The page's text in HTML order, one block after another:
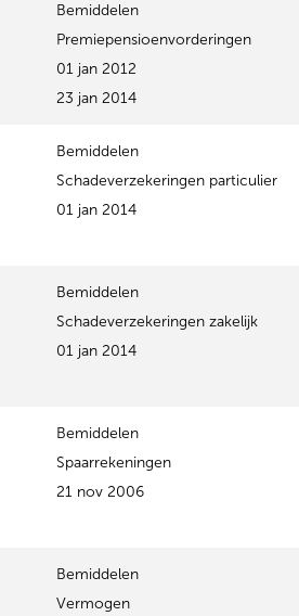
Bemiddelen
Premiepensioenvorderingen
01 jan 2012
23 jan 2014
Bemiddelen
Schadeverzekeringen particulier
01 jan 2014
Bemiddelen
Schadeverzekeringen zakelijk
01 jan 2014
Bemiddelen
Spaarrekeningen
21 nov 2006
Bemiddelen
Vermogen